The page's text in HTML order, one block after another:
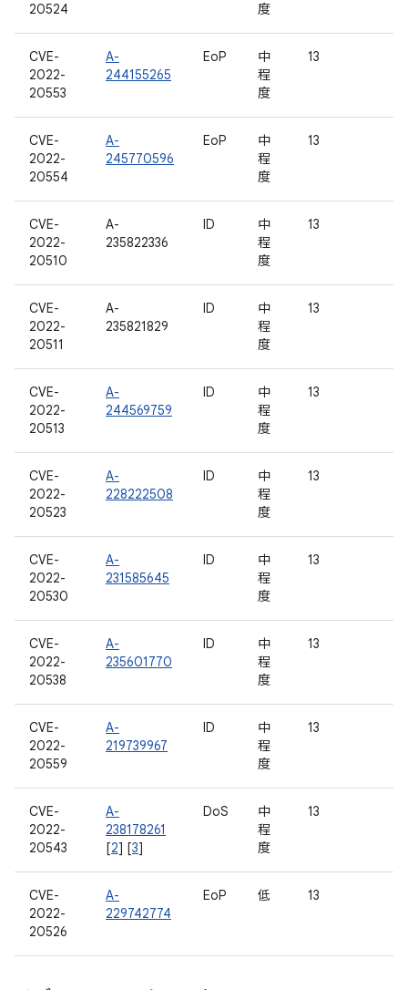
20524
度
CVE-
2022-
20553
A-
244155265
EoP
中
程
度
13
CVE-
2022-
20554
A-
245770596
EoP
中
程
度
13
CVE-
2022-
20510
A-
235822336
ID
中
程
度
13
CVE-
2022-
20511
A-
235821829
ID
中
程
度
13
CVE-
2022-
20513
A-
244569759
ID
中
程
度
13
CVE-
2022-
20523
A-
228222508
ID
中
程
度
13
CVE-
2022-
20530
A-
231585645
ID
中
程
度
13
CVE-
2022-
20538
A-
235601770
ID
中
程
度
13
CVE-
2022-
20559
A-
219739967
ID
中
程
度
13
CVE-
2022-
20543
A-
238178261
[2] [3]
DoS
中
程
度
13
CVE-
2022-
20526
A-
229742774
EoP 低 13